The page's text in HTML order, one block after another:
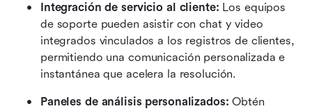
Integración de servicio al cliente: Los equipos
de soporte pueden asistir con chat y video
integrados vinculados a los registros de clientes,
permitiendo una comunicación personalizada e
instantánea que acelera la resolución.
Paneles de análisis personalizados: Obtén